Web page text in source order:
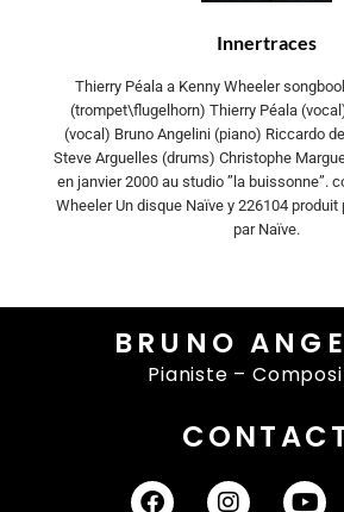
Innertraces
Thierry Péala a Kenny Wheeler
(trompet\flugelhorn) Thierry Péala
(vocal) Bruno Angelini (piano) Riccardo
Steve Arguelles (drums) Christophe
en janvier 2000 au studio ”la buissonne”.
Wheeler Un disque Naïve y 226104 produit
par Naïve.
BRUNO
Pianiste –